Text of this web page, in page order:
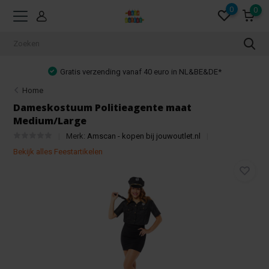
0 0
Gratis verzending vanaf 40 euro in NL&BE&DE*
Home
Dameskostuum Politieagente maat
Medium/Large
Merk: Amscan - kopen bij jouwoutlet.nl
Bekijk alles Feestartikelen